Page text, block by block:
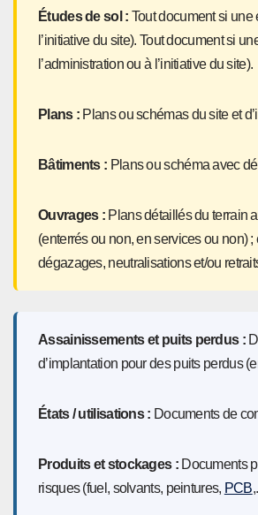
Études de sol : Tout document si une
l’initiative du site). Tout document si
l’administration ou à l’initiative du site).
Plans : Plans ou schémas du site et
Bâtiments : Plans ou schéma avec
Ouvrages : Plans détaillés du terrain
(enterrés ou non, en services ou non)
dégazages, neutralisations et/ou
Assainissements et puits perdus :
d’implantation pour des puits perdus
États / utilisations : Documents de
Produits et stockages :Documents
risques (fuel, solvants, peintures, PCB